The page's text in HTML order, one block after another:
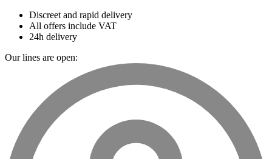
Discreet and rapid delivery
All offers include VAT
24h delivery
Our lines are open: